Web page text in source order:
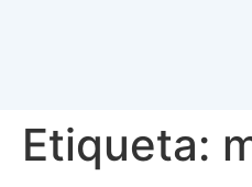
Etiqueta: